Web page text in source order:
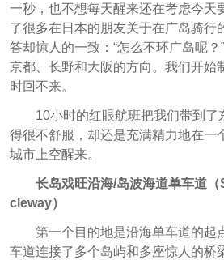
一秒，也不想每天醒来还在考虑今天
了很多在日本的朋友关于在广岛骑行
答却惊人的一致：“怎么不环广岛呢？
京都、长野和大阪的方向。我们开始
时回不来。
10小时的红眼航班把我们带到了
得很不舒服，却还是充满精力地在一
城市上空醒来。
长岛戏旺沿海/岛波海道单车道
cleway）
第一个目的地是沿海单车道的
车道连接了多个岛屿和多座惊人的桥